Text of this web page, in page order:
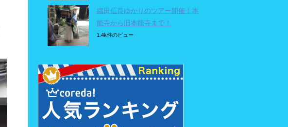
織田信長ゆかりのツアー開催！本
能寺から旧本能寺まで！
1.4k件のビュー